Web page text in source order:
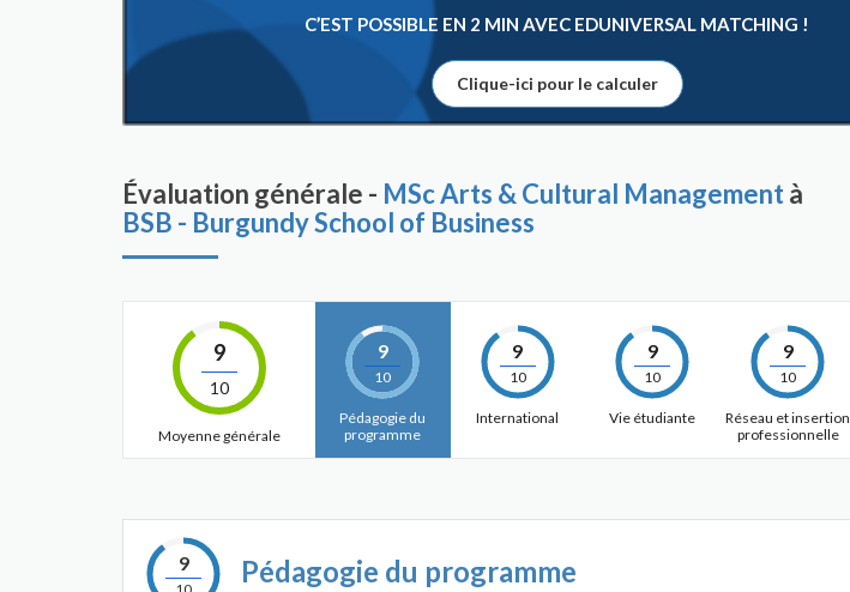
C’EST POSSIBLE EN 2 MIN AVEC EDUNIVERSAL MATCHING !
Clique-ici pour le calculer
Évaluation générale - MSc Arts & Cultural Managementà
BSB - Burgundy School of Business
9
10
Moyenne générale
9
10
Pédagogie du
programme
9
10
International
9
10
Vie étudiante
9
10
Réseau et insertion
professionnelle
9 Pédagogie du programme